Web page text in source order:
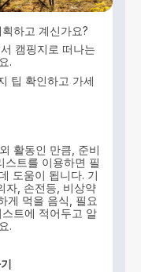
하고 계신가요?
캠핑지로 떠나는
.
팁 확인하고 가세
활동인 만큼, 준비
스트를 이용하면 필
도움이 됩니다. 기
자, 손전등, 비상약
게 먹을 음식, 필요
트에 적어두고 알
.